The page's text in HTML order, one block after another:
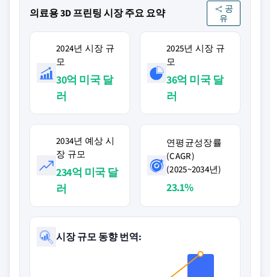
의료용 3D 프린팅 시장 주요 요약
공
유
2024년 시장 규
모
30억 미국 달
러
2025년 시장 규
모
36억 미국 달
러
2034년 예상 시
장 규모
234억 미국 달
러
연평균성장률
(CAGR)
(2025~2034년)
23.1%
시장 규모 동향 번역: